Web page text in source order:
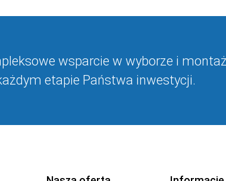
wsparcie w wyborze i
etapie Państwa inwestycji.